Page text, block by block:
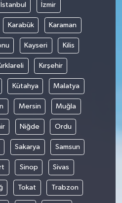
İstanbul İzmir
Karabük Karaman
Kayseri Kilis
Kırşehir
Kütahya Malatya
Mersin Muğla
Niğde Ordu
Sakarya Samsun
Sinop Sivas
Tokat Trabzon